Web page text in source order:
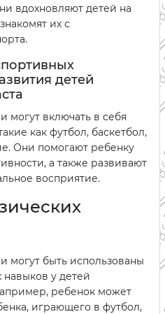
вдохновляют детей на
их с
детей
включать в себя
как футбол, баскетбол,
Они помогают ребенку
а также развивают
восприятие.
могут быть использованы
навыков у детей
ребенок может
играющего в футбол,